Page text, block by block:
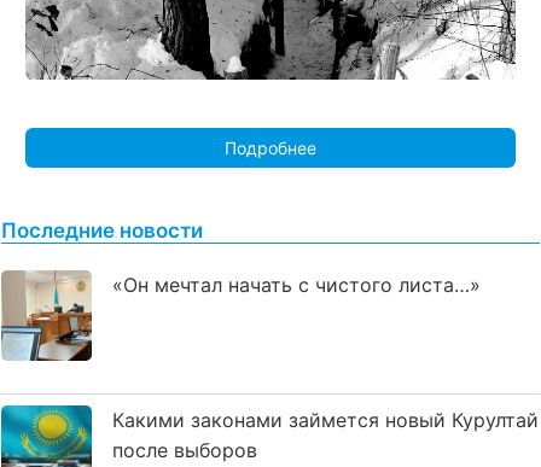
Подробнее
Последние новости
«Он мечтал начать с чистого листа…»
Какими законами займется новый Курултай
после выборов